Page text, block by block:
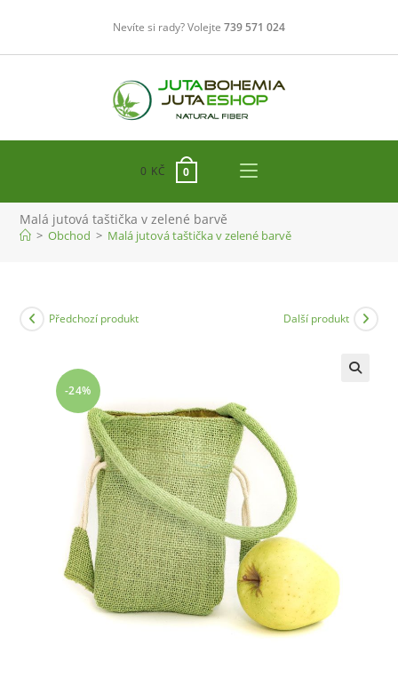
obsahu
Nevíte si rady? Volejte 739 571 024
0 KČ 0
Malá jutová taštička v zelené barvě
> Obchod > Malá jutová taštička v zelené barvě
-24%
Předchozí produkt Další produkt